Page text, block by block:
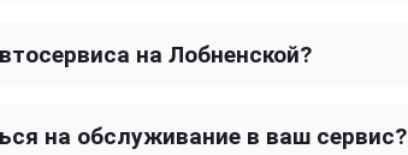
на Лобненской?
на обслуживание в ваш сервис?